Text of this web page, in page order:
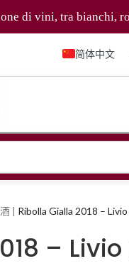
vini, tra bianchi, rossi
简体中文
Italiano
| Ribolla Gialla 2018 –
–